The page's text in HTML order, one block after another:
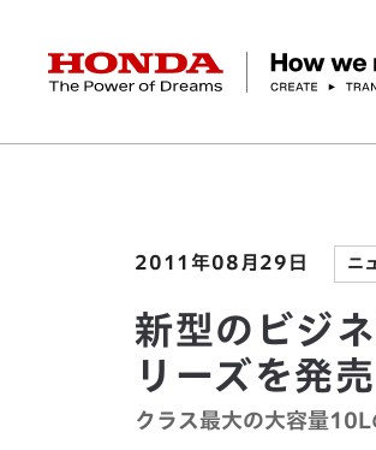
HONDA The Power of Dreams
社長メッセージ 経営方針 会社概要
バイク パワープロダクツ
テクノロジー デザイン
ESGレポート Honda Report 環境
IR資料室 財務・業績情報
ニュースルーム
Discover Honda
新
2011年08月29日 ニ
新型のビジ
リーズを発売
クラス最大の大容量10L